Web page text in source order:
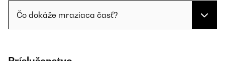
Čo dokáže mraziaca časť?